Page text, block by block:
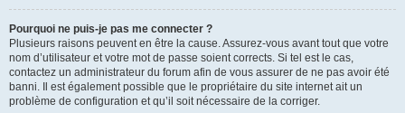
Pourquoi ne puis-je pas me connecter ?
Plusieurs raisons peuvent en être la cause. Assurez-vous avant tout que votre
nom d’utilisateur et votre mot de passe soient corrects. Si tel est le cas,
contactez un administrateur du forum afin de vous assurer de ne pas avoir été
banni. Il est également possible que le propriétaire du site internet ait un
problème de configuration et qu’il soit nécessaire de la corriger.